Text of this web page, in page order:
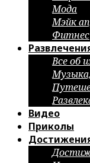
Мода
Мэйк
Фитнес
Все об
Видео
Приколы